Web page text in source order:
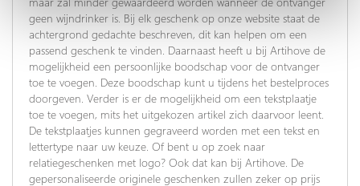
geen wijndrinker is. Bij elk geschenk op onze website staat de
achtergrond gedachte beschreven, dit kan helpen om een
passend geschenk te vinden. Daarnaast heeft u bij Artihove de
mogelijkheid een persoonlijke boodschap voor de ontvanger
toe te voegen. Deze boodschap kunt u tijdens het bestelproces
doorgeven. Verder is er de mogelijkheid om een tekstplaatje
toe te voegen, mits het uitgekozen artikel zich daarvoor leent.
De tekstplaatjes kunnen gegraveerd worden met een tekst en
lettertype naar uw keuze. Of bent u op zoek naar
relatiegeschenken met logo? Ook dat kan bij Artihove. De
gepersonaliseerde originele geschenken zullen zeker op prijs